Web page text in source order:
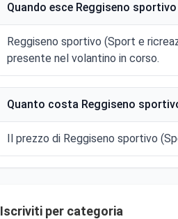
Quando esce Reggiseno
Reggiseno sportivo (Sport e
presente nel volantino in corso.
Quanto costa Reggiseno
Il prezzo di Reggiseno sportivo
Iscriviti per categoria